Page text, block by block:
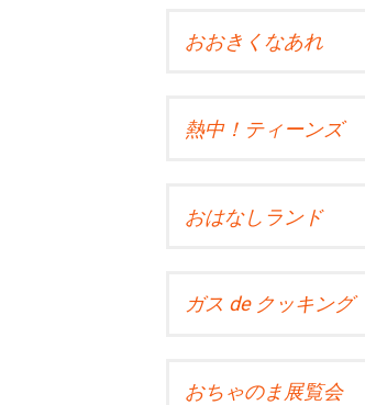
おおきくなあれ
熱中！ティーンズ
おはなしランド
ガス de クッキング
おちゃのま展覧会